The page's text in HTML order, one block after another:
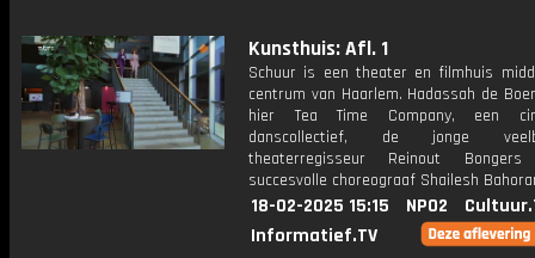
Kunsthuis: Afl. 1
Schuur is een theater en filmhuis
centrum van Haarlem. Hadassah de
hier Tea Time Company, een
danscollectief, de jonge
theaterregisseur Reinout
succesvolle choreograaf Shailesh
18-02-2025 15:15 NPO2
Informatief.TV